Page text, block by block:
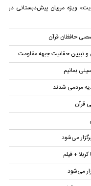
ویژه مربیان پیش‌دبستانی در
حافظان قرآن
و تبیین حقانیت جبهه مقاومت
بمانیم
مردمی شدند
قرآن
می‌شود
+ فیلم
می‌شود